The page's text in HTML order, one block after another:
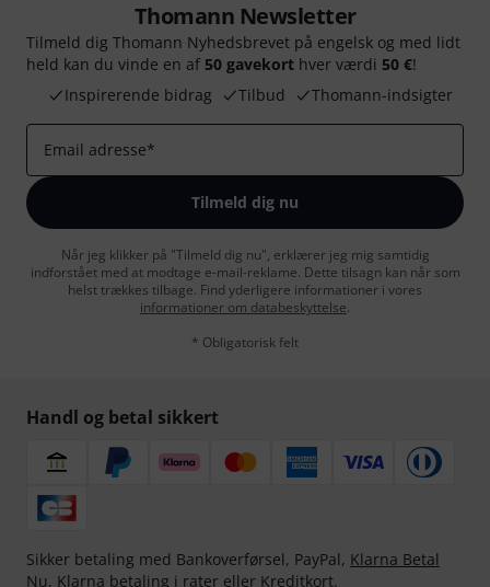
Thomann Newsletter
Tilmeld dig Thomann Nyhedsbrevet på engelsk og med lidt
held kan du vinde en af 50 gavekort hver værdi 50 €!
Inspirerende bidrag
Tilbud Thomann-indsigter
Email adresse*
Tilmeld dig nu
Når jeg klikker på "Tilmeld dig nu", erklærer jeg mig samtidig
indforstået med at modtage e-mail-reklame. Dette tilsagn kan når som
helst trækkes tilbage. Find yderligere informationer i vores
informationer om databeskyttelse.
* Obligatorisk felt
Handl og betal sikkert
Sikker betaling med Bankoverførsel, PayPal, Klarna Betal
Nu, Klarna betaling i rater eller Kreditkort.